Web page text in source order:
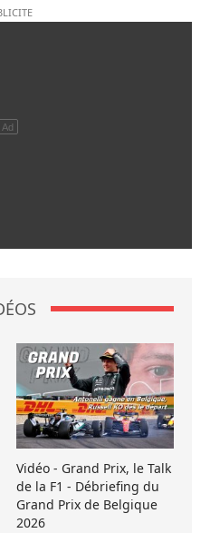
Vidéo - Grand Prix, le Talk
de la F1 - Débriefing du
Grand Prix de Belgique
2026